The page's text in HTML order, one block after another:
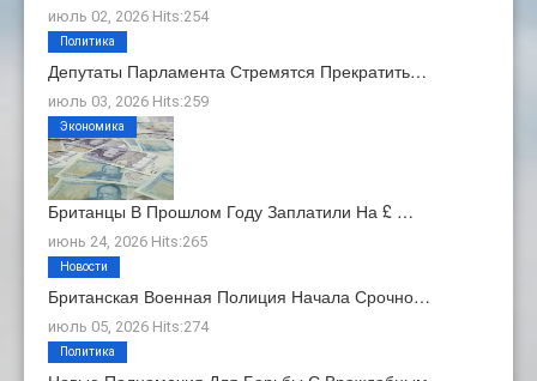
июль 02, 2026 Hits:254
Депутаты Парламента Стремятся Прекратить…
июль 03, 2026 Hits:259
Политика
Британцы В Прошлом Году Заплатили На £ …
июнь 24, 2026 Hits:265
Экономика
Британская Военная Полиция Начала Срочно…
июль 05, 2026 Hits:274
Новости
Политика